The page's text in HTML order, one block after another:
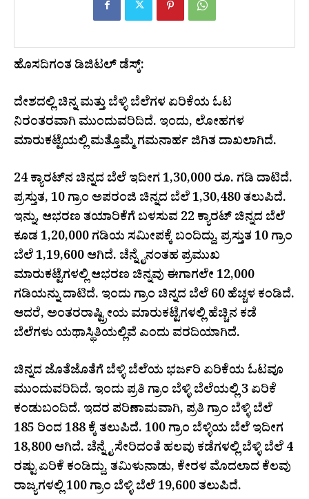
ಹೊಸದಿಗಂತ ಡಿಜಿಟಲ್ ಡೆಸ್ಕ್:
ದೇಶದಲ್ಲಿ ಚಿನ್ನ ಮತ್ತು ಬೆಳ್ಳಿ ಬೆಲೆಗಳ ಏರಿಕೆಯ ಓಟ
ನಿರಂತರವಾಗಿ ಮುಂದುವರಿದಿದೆ. ಇಂದು, ಲೋಹಗಳ
ಮಾರುಕಟ್ಟೆಯಲ್ಲಿ ಮತ್ತೊಮ್ಮೆ ಗಮನಾರ್ಹ ಜಿಗಿತ ದಾಖಲಾಗಿದೆ.
24 ಕ್ಯಾರಟ್‌ನ ಚಿನ್ನದ ಬೆಲೆ ಇದೀಗ 1,30,000 ರೂ. ಗಡಿ ದಾಟಿದೆ.
ಪ್ರಸ್ತುತ, 10 ಗ್ರಾಂ ಅಪರಂಜಿ ಚಿನ್ನದ ಬೆಲೆ 1,30,480 ತಲುಪಿದೆ.
ಇನ್ನು, ಆಭರಣ ತಯಾರಿಕೆಗೆ ಬಳಸುವ 22 ಕ್ಯಾರಟ್ ಚಿನ್ನದ ಬೆಲೆ
ಕೂಡ 1,20,000 ಗಡಿಯ ಸಮೀಪಕ್ಕೆ ಬಂದಿದ್ದು, ಪ್ರಸ್ತುತ 10 ಗ್ರಾಂ
ಬೆಲೆ 1,19,600 ಆಗಿದೆ. ಚೆನ್ನೈನಂತಹ ಪ್ರಮುಖ
ಮಾರುಕಟ್ಟೆಗಳಲ್ಲಿ ಆಭರಣ ಚಿನ್ನವು ಈಗಾಗಲೇ 12,000
ಗಡಿಯನ್ನು ದಾಟಿದೆ. ಇಂದು ಗ್ರಾಂ ಚಿನ್ನದ ಬೆಲೆ 60 ಹೆಚ್ಚಳ ಕಂಡಿದೆ.
ಆದರೆ, ಅಂತರರಾಷ್ಟ್ರೀಯ ಮಾರುಕಟ್ಟೆಗಳಲ್ಲಿ ಹೆಚ್ಚಿನ ಕಡೆ
ಬೆಲೆಗಳು ಯಥಾಸ್ಥಿತಿಯಲ್ಲಿವೆ ಎಂದು ವರದಿಯಾಗಿದೆ.
ಚಿನ್ನದ ಜೊತೆಜೊತೆಗೆ ಬೆಳ್ಳಿ ಬೆಲೆಯ ಭರ್ಜರಿ ಏರಿಕೆಯ ಓಟವೂ
ಮುಂದುವರಿದಿದೆ. ಇಂದು ಪ್ರತಿ ಗ್ರಾಂ ಬೆಳ್ಳಿ ಬೆಲೆಯಲ್ಲಿ 3 ಏರಿಕೆ
ಕಂಡುಬಂದಿದೆ. ಇದರ ಪರಿಣಾಮವಾಗಿ, ಪ್ರತಿ ಗ್ರಾಂ ಬೆಳ್ಳಿ ಬೆಲೆ
185 ರಿಂದ 188 ಕ್ಕೆ ತಲುಪಿದೆ. 100 ಗ್ರಾಂ ಬೆಳ್ಳಿಯ ಬೆಲೆ ಇದೀಗ
18,800 ಆಗಿದೆ. ಚೆನ್ನೈ ಸೇರಿದಂತೆ ಹಲವು ಕಡೆಗಳಲ್ಲಿ ಬೆಳ್ಳಿ ಬೆಲೆ 4
ರಷ್ಟು ಏರಿಕೆ ಕಂಡಿದ್ದು, ತಮಿಳುನಾಡು, ಕೇರಳ ಮೊದಲಾದ ಕೆಲವು
ರಾಜ್ಯಗಳಲ್ಲಿ 100 ಗ್ರಾಂ ಬೆಳ್ಳಿ ಬೆಲೆ 19,600 ತಲುಪಿದೆ.